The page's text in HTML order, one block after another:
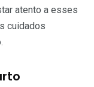
atento a esses
cuidados